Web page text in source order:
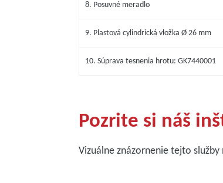
8. Posuvné meradlo
9. Plastová cylindrická vložka Ø 26 mm
10. Súprava tesnenia hrotu: GK7440001
Pozrite si náš
Vizuálne znázornenie tejto